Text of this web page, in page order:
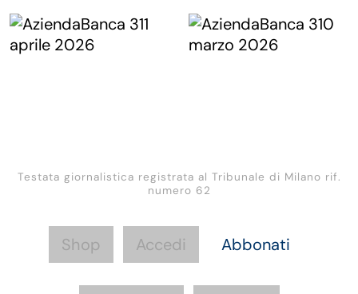
Testata giornalistica registrata al Tribunale di Milano rif.
numero 62
Shop Accedi Abbonati